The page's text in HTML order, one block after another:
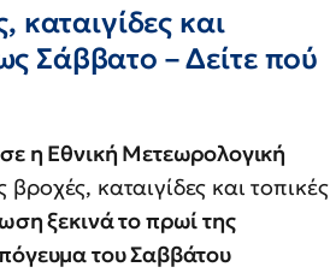
καταιγίδες και
Σάββατο – Δείτε πού
η Εθνική Μετεωρολογική
καταιγίδες και τοπικές
ξεκινά το πρωί της
του Σαββάτου